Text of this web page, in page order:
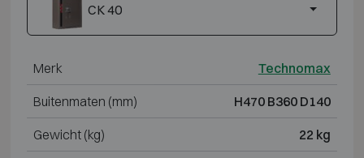
CK 40
Merk Technomax
Buitenmaten (mm) H470 B360 D140
Gewicht (kg) 22 kg